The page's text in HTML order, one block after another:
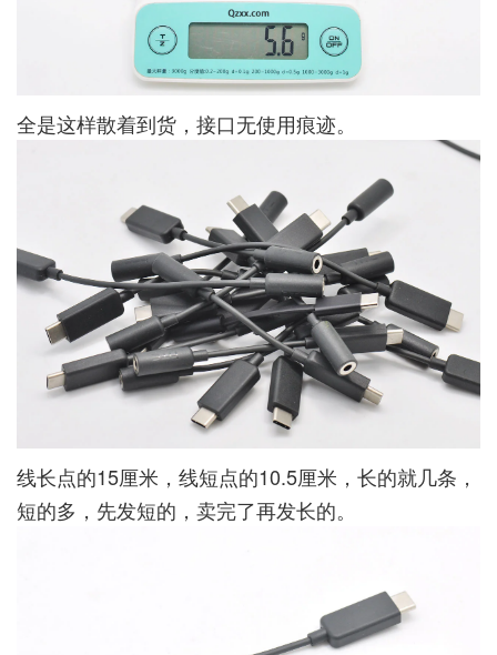
全是这样散着到货，接口无使用痕迹。
线长点的15厘米，线短点的10.5厘米，长的就几条，
短的多，先发短的，卖完了再发长的。